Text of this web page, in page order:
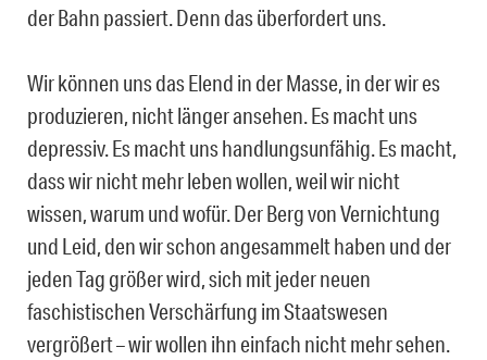
der Bahn passiert. Denn das überfordert uns.
Wir können uns das Elend in der Masse, in der wir es
produzieren, nicht länger ansehen. Es macht uns
depressiv. Es macht uns handlungsunfähig. Es macht,
dass wir nicht mehr leben wollen, weil wir nicht
wissen, warum und wofür. Der Berg von Vernichtung
und Leid, den wir schon angesammelt haben und der
jeden Tag größer wird, sich mit jeder neuen
faschistischen Verschärfung im Staatswesen
vergrößert – wir wollen ihn einfach nicht mehr sehen.